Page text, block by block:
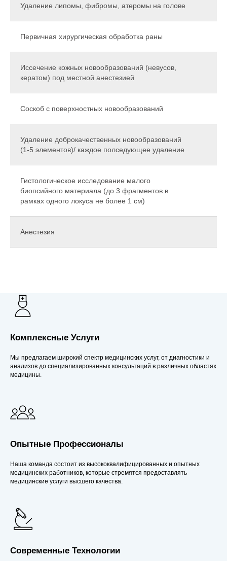
Удаление липомы, фибромы, атеромы на голове
Первичная хирургическая обработка раны
Иссечение кожных новообразований (невусов,
кератом) под местной анестезией
Соскоб с поверхностных новообразований
⁠Удаление доброкачественных новообразований
(1-5 элементов)/ каждое полседующее удаление
Гистологическое исследование малого
биопсийного материала (до 3 фрагментов в
рамках одного локуса не более 1 см)
Анестезия
Комплексные Услуги
Мы предлагаем широкий спектр медицинских услуг, от диагностики и
анализов до специализированных консультаций в различных областях
медицины.
Опытные Профессионалы
Наша команда состоит из высококвалифицированных и опытных
медицинских работников, которые стремятся предоставлять
медицинские услуги высшего качества.
Современные Технологии